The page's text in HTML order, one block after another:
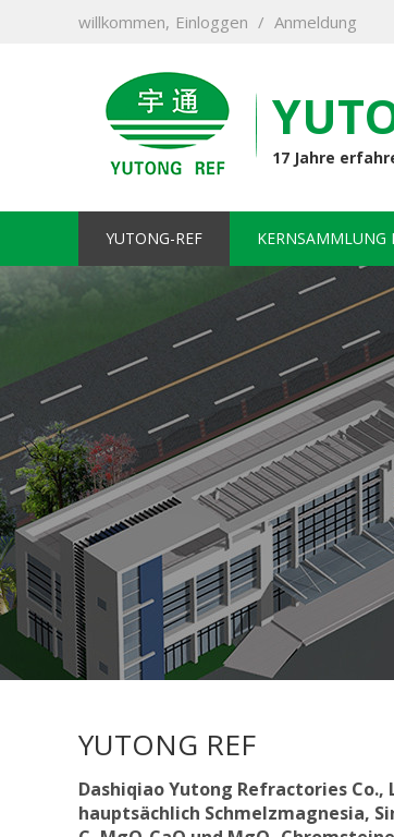
willkommen, Einloggen / Anmeldung
17 Jahre
YUTONG-REF KERNSAMMLUNG
KONTAKTIERE UNS
YUTONG REF
Dashiqiao Yutong Refractories
hauptsächlich Schmelzmagnesia,